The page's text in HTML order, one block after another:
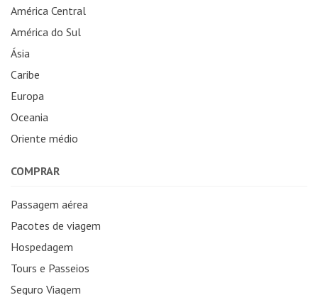
América Central
América do Sul
Ásia
Caribe
Europa
Oceania
Oriente médio
COMPRAR
Passagem aérea
Pacotes de viagem
Hospedagem
Tours e Passeios
Seguro Viagem